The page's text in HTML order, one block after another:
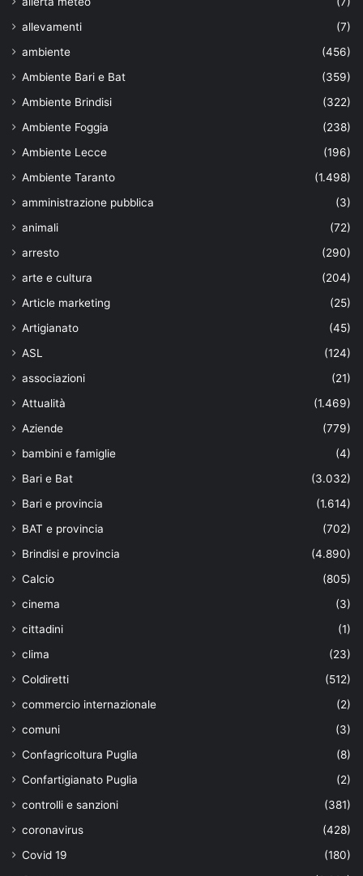
allevamenti
(7)
ambiente
(456)
Ambiente Bari e Bat
(359)
Ambiente Brindisi
(322)
Ambiente Foggia
(238)
Ambiente Lecce
(196)
Ambiente Taranto
(1.498)
amministrazione pubblica
(3)
animali
(72)
arresto
(290)
arte e cultura
(204)
Article marketing
(25)
Artigianato
(45)
ASL
(124)
associazioni
(21)
Attualità
(1.469)
Aziende
(779)
bambini e famiglie
(4)
Bari e Bat
(3.032)
Bari e provincia
(1.614)
BAT e provincia
(702)
Brindisi e provincia
(4.890)
Calcio
(805)
cinema
(3)
cittadini
(1)
clima
(23)
Coldiretti
(512)
commercio internazionale
(2)
comuni
(3)
Confagricoltura Puglia
(8)
Confartigianato Puglia
(2)
controlli e sanzioni
(381)
coronavirus
(428)
Covid 19
(180)